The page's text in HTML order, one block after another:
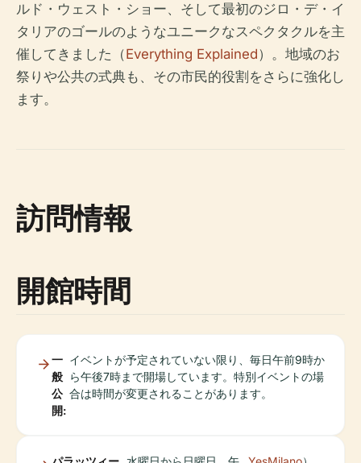
ルド・ウェスト・ショー、そして最初のジロ・デ・イ
タリアのゴールのようなユニークなスペクタクルを主
催してきました（Everything Explained）。地域のお
祭りや公共の式典も、その市民的役割をさらに強化し
ます。
訪問情報
開館時間
一
般
公
開:
イベントが予定されていない限り、毎日午前9時か
ら午後7時まで開場しています。特別イベントの場
合は時間が変更されることがあります。